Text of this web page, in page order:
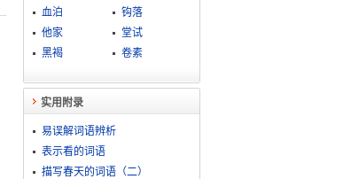
血泊
钩落
他家
堂试
黑褐
卷素
实用附录
易误解词语辨析
表示看的词语
描写春天的词语（二）